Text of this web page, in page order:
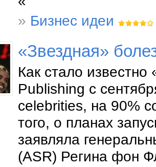
» Бизнес идеи
«Звездная»
Как стало
Publishing с
celebrities, на 90%
того, о планах
заявляла
(ASR) Регина фон